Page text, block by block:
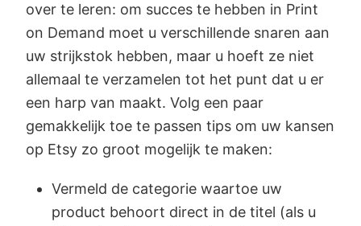
over te leren: om succes te hebben in Print
on Demand moet u verschillende snaren aan
uw strijkstok hebben, maar u hoeft ze niet
allemaal te verzamelen tot het punt dat u er
een harp van maakt. Volg een paar
gemakkelijk toe te passen tips om uw kansen
op Etsy zo groot mogelijk te maken:
Vermeld de categorie waartoe uw
product behoort direct in de titel (als u